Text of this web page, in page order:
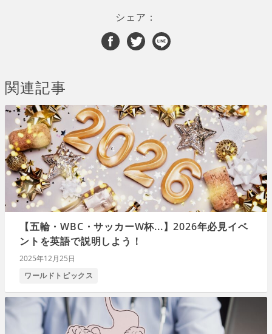
シェア：
関連記事
【五輪・WBC・サッカーW杯...】2026年必見イベ
ントを英語で説明しよう！
2025年12月25日
ワールドトピックス